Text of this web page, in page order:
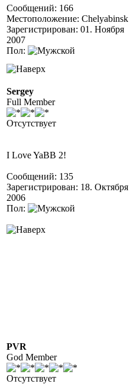
Сообщений: 166
Местоположение: Chelyabinsk
Зарегистрирован: 01. Ноября
2007
Пол:
Sergey
Full Member
Отсутствует
I Love YaBB 2!
Сообщений: 135
Зарегистрирован: 18. Октября
2006
Пол:
PVR
God Member
Отсутствует